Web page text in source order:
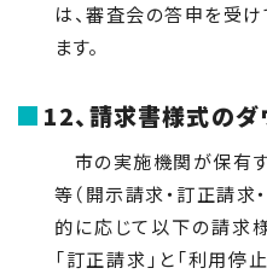
は、審査会の答申を受
ます。
12、請求書様式のダ
市の実施機関が保有
等（開示請求・訂正請求
的に応じて以下の請求
「訂正請求」と「利用停